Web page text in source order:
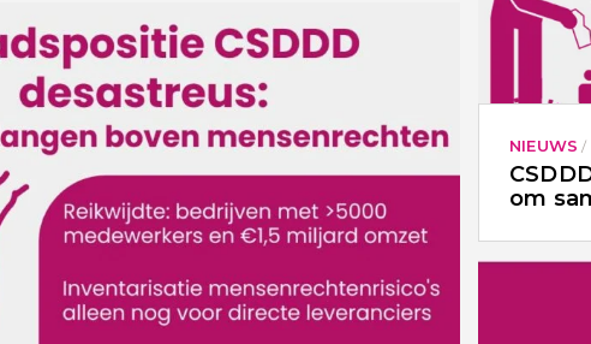
NIEUWS /
om